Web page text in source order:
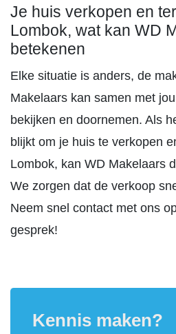
Je huis verkopen en
Lombok, wat kan WD
betekenen
Elke situatie is anders, de
Makelaars kan samen met
bekijken en doornemen. Als
blijkt om je huis te verkopen
Lombok, kan WD Makelaars
We zorgen dat de verkoop
Neem snel contact met ons
gesprek!
Kennis maken?